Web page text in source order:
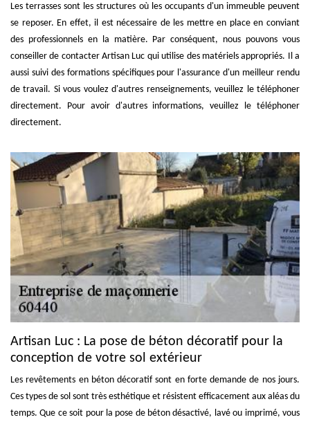
Les terrasses sont les structures où les occupants d'un immeuble peuvent
se reposer. En effet, il est nécessaire de les mettre en place en conviant
des professionnels en la matière. Par conséquent, nous pouvons vous
conseiller de contacter Artisan Luc qui utilise des matériels appropriés. Il a
aussi suivi des formations spécifiques pour l'assurance d'un meilleur rendu
de travail. Si vous voulez d'autres renseignements, veuillez le téléphoner
directement. Pour avoir d'autres informations, veuillez le téléphoner
directement.
Artisan Luc : La pose de béton décoratif pour la
conception de votre sol extérieur
Les revêtements en béton décoratif sont en forte demande de nos jours.
Ces types de sol sont très esthétique et résistent efficacement aux aléas du
temps. Que ce soit pour la pose de béton désactivé, lavé ou imprimé, vous